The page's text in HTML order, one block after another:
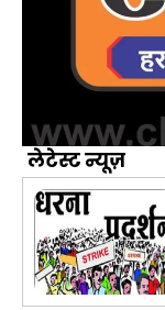
लेटेस्ट न्यूज़